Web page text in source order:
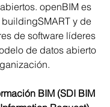
openBIM es
y de
de software líderes
de datos abierto